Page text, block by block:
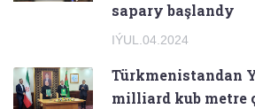
sapary başlandy
IÝUL.04.2024
Türkmenistandan
milliard kub metre